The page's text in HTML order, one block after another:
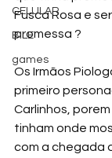
CELULAR
BILE
games
Fusca Rosa e
promessa ?
Os Irmãos
primeiro
Carlinhos,
tinham onde
com a chegada